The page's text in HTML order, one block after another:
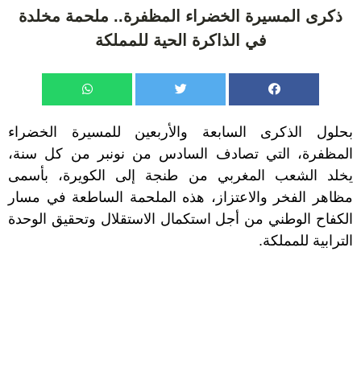
ذكرى المسيرة الخضراء المظفرة.. ملحمة مخلدة
في الذاكرة الحية للمملكة
بحلول الذكرى السابعة والأربعين للمسيرة الخضراء
المظفرة، التي تصادف السادس من نونبر من كل سنة،
يخلد الشعب المغربي من طنجة إلى الكويرة، بأسمى
مظاهر الفخر والاعتزاز، هذه الملحمة الساطعة في مسار
الكفاح الوطني من أجل استكمال الاستقلال وتحقيق الوحدة
الترابية للمملكة.